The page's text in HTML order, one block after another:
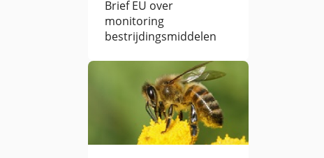
Brief EU over
monitoring
bestrijdingsmiddelen